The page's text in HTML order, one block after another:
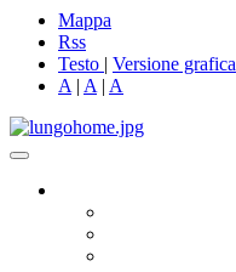
Mappa
Rss
Testo | Versione grafica
A | A | A